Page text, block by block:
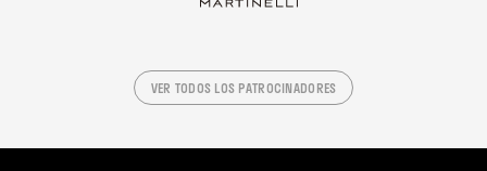
VER TODOS LOS PATROCINADORES